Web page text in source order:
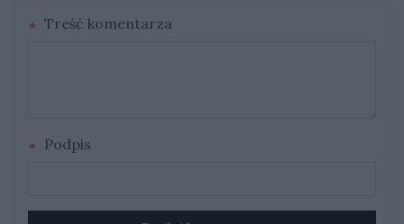
Treść komentarza
Podpis